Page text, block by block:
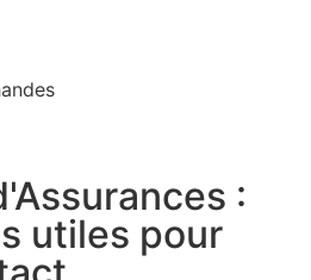
:
utiles pour